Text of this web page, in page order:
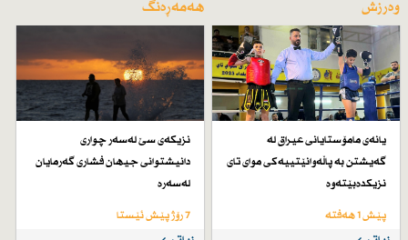
وەرزش
یانەی مامۆستایانی عیراق لە
گەیشتن بە پاڵەوانێتییەكی موای تای
نزیكدەبێتەوە
پێش 1 هەفتە
هەمەڕەنگ
نزیكەی سێ لەسەر چواری
دانیشتوانی جیهان فشاری گەرمایان
لەسەرە
7 رۆژ پێش ئێستا